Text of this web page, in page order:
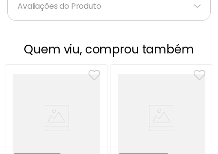
Avaliações do Produto
Quem viu, comprou também